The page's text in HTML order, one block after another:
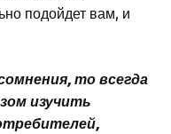
подойдет вам, и
то всегда
изучить